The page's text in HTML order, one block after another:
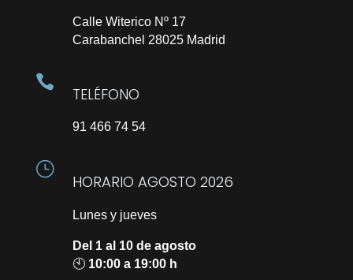
Calle Witerico Nº 17
Carabanchel 28025 Madrid

TELÉFONO
91 466 74 54
}
HORARIO AGOSTO 2026
Lunes y jueves
Del 1 al 10 de agosto
🕙 10:00 a 19:00 h